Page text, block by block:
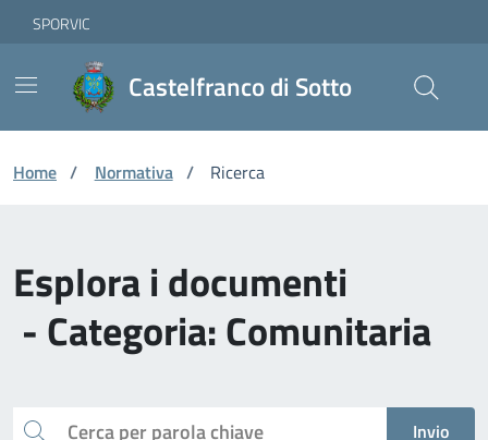
Skip to Main Content
Vai ai contenuti
Vai al footer
SPORVIC
Castelfranco di Sotto
Home / Normativa / Ricerca
Esplora i documenti
- Categoria: Comunitaria
Cerca Invio